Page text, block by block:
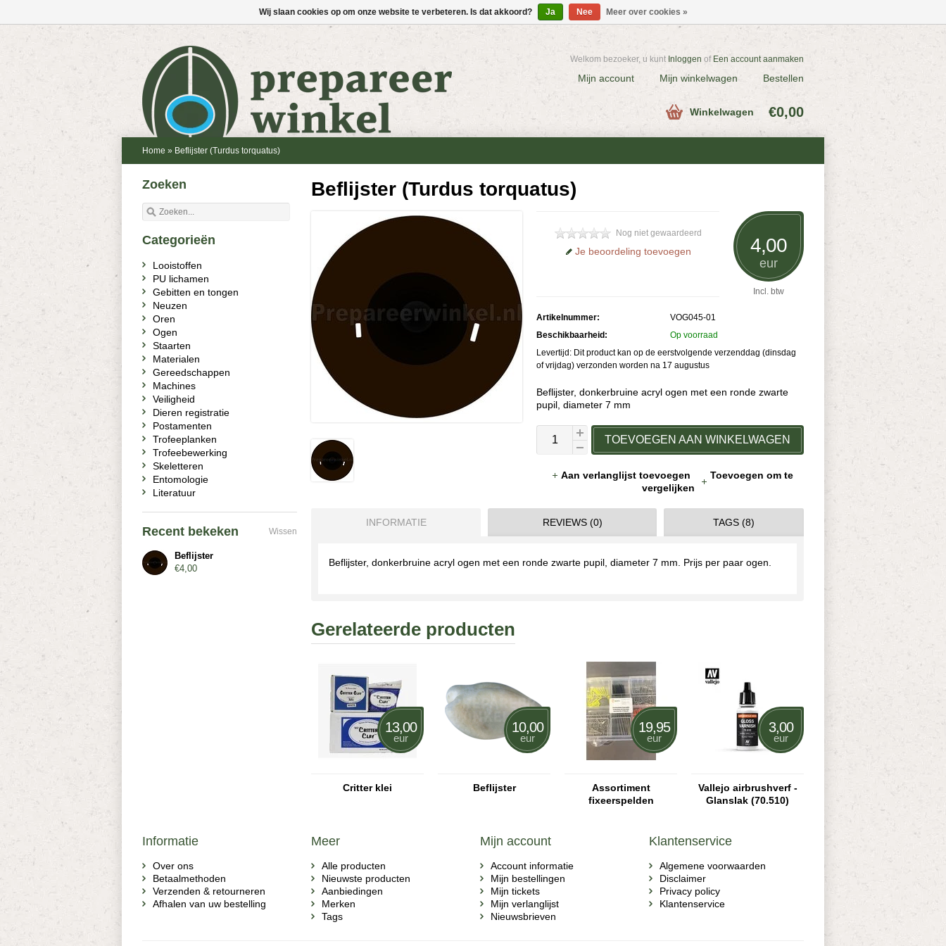
Welkom bezoeker, u kunt Inloggen of Een account aanmaken
Mijn account Mijn winkelwagen Bestellen
Winkelwagen €0,00
Home » Beflijster (Turdus torquatus)
Beflijster (Turdus torquatus)
4,00
eur
Incl. btw
Nog niet gewaardeerd
Je beoordeling toevoegen
Artikelnummer:
VOG045-01
Beschikbaarheid:
Op voorraad
Levertijd: Dit product kan op de eerstvolgende verzenddag (dinsdag
of vrijdag) verzonden worden na 17 augustus
Beflijster, donkerbruine acryl ogen met een ronde zwarte
pupil, diameter 7 mm
TOEVOEGEN AAN WINKELWAGEN
Aan verlanglijst toevoegen
Toevoegen om te
vergelijken
INFORMATIE REVIEWS (0) TAGS (8)
Beflijster, donkerbruine acryl ogen met een ronde zwarte pupil, diameter 7 mm. Prijs per paar ogen.
Gerelateerde producten
13,00
eur
Critter klei
10,00
eur
Beflijster
19,95
eur
Assortiment
fixeerspelden
3,00
eur
Vallejo airbrushverf -
Glanslak (70.510)
Zoeken
Categorieën
Looistoffen
PU lichamen
Gebitten en tongen
Neuzen
Oren
Ogen
Staarten
Materialen
Gereedschappen
Machines
Veiligheid
Dieren registratie
Postamenten
Trofeeplanken
Trofeebewerking
Skeletteren
Entomologie
Literatuur
Recent bekeken Wissen
Beflijster
€4,00
Informatie
Over ons
Betaalmethoden
Verzenden & retourneren
Afhalen van uw bestelling
Meer
Alle producten
Nieuwste producten
Aanbiedingen
Merken
Tags
Mijn account
Account informatie
Mijn bestellingen
Mijn tickets
Mijn verlanglijst
Nieuwsbrieven
Klantenservice
Algemene voorwaarden
Disclaimer
Privacy policy
Klantenservice
Wij slaan cookies op om onze website te verbeteren. Is dat akkoord? Ja Nee Meer over cookies »